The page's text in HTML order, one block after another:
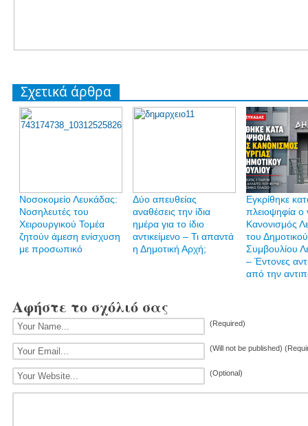
Σχετικά άρθρα
Νοσοκομείο Λευκάδας:
Νοσηλευτές του
Χειρουργικού Τομέα
ζητούν άμεση ενίσχυση
με προσωπικό
Δύο απευθείας
αναθέσεις την ίδια
ημέρα για το ίδιο
αντικείμενο – Τι απαντά
η Δημοτική Αρχή;
Εγκρίθηκε
πλειοψηφία ο
Κανονισμός
του Δημοτικού
Συμβουλίου
– Έντονες
από την
Αφήστε το σχόλιό σας
(Required)
(Will not be published)
(Optional)